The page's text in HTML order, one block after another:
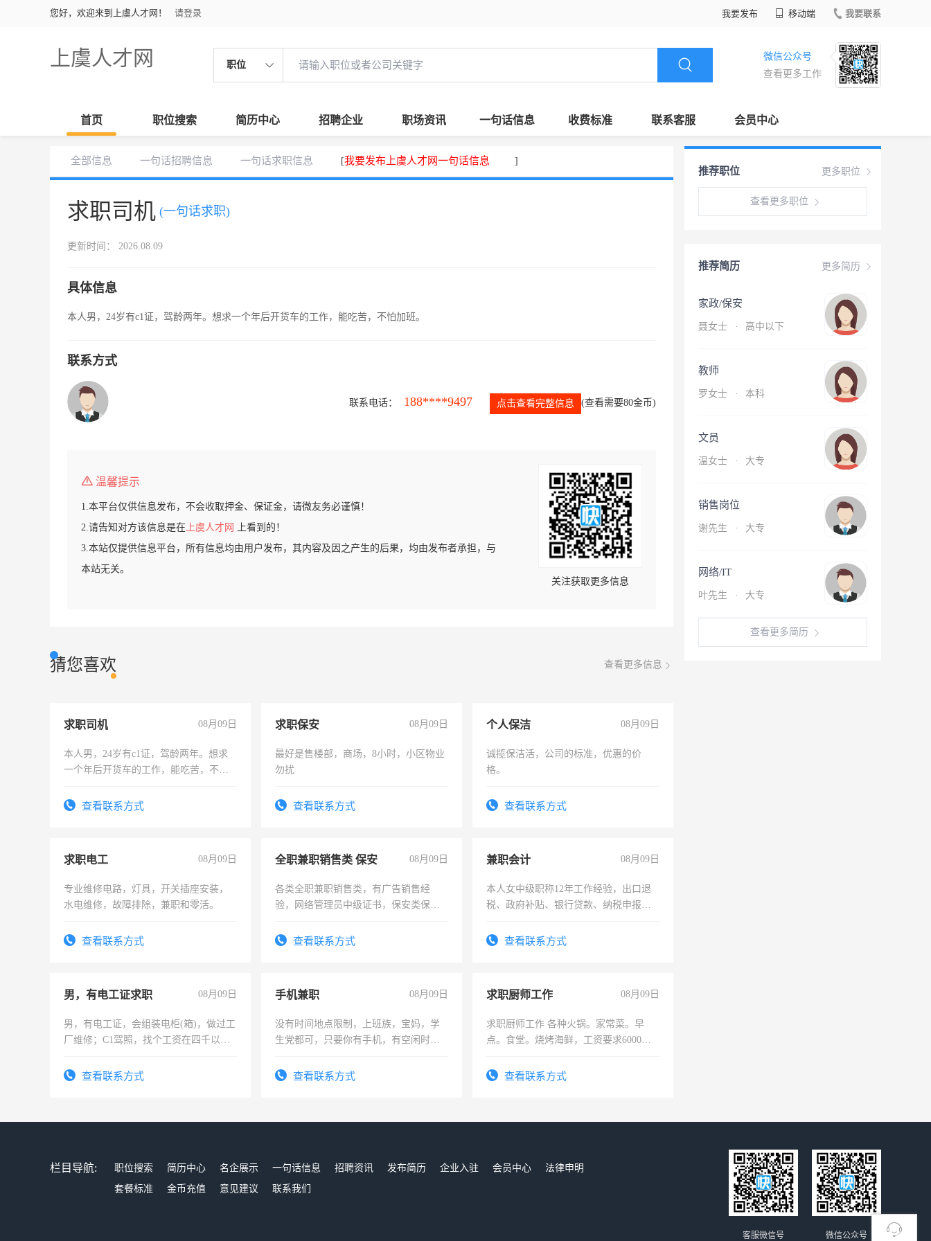
您好，欢迎来到上虞人才网！ 请登录 我要发布 移动端 我要联系
上虞人才网 职位
微信公众号
查看更多工作
首页 职位搜索 简历中心 招聘企业 职场资讯 一句话信息 收费标准 联系客服 会员中心
全部信息 一句话招聘信息 一句话求职信息 [我要发布上虞人才网一句话信息 ]
求职司机 (一句话求职)
更新时间： 2026.08.09
具体信息
本人男，24岁有c1证，驾龄两年。想求一个年后开货车的工作，能吃苦，不怕加班。
联系方式
联系电话： 188****9497 点击查看完整信息 (查看需要80金币)
温馨提示
1.本平台仅供信息发布，不会收取押金、保证金，请微友务必谨慎！
2.请告知对方该信息是在 上虞人才网
上看到的！
3.本站仅提供信息平台，所有信息均由用户发布，其内容及因之产生的后果，均由发布者承担，与
本站无关。
关注获取更多信息
猜您喜欢 查看更多信息
求职司机 08月09日
本人男，24岁有c1证，驾龄两年。想求
一个年后开货车的工作，能吃苦，不怕
查看联系方式
求职保安 08月09日
最好是售楼部，商场，8小时，小区物业
勿扰
查看联系方式
个人保洁 08月09日
诚揽保洁活，公司的标准，优惠的价
格。
查看联系方式
求职电工 08月09日
专业维修电路，灯具，开关插座安装，
水电维修，故障排除，兼职和零活。
查看联系方式
全职兼职销售类 保安 08月09日
各类全职兼职销售类，有广告销售经
验，网络管理员中级证书，保安类保安
有高低压电工证和十几年工作经验
查看联系方式
兼职会计 08月09日
本人女中级职称12年工作经验，出口退
税、政府补贴、银行贷款、纳税申报、
务，财务咨询等业务。欲求兼职会计工
查看联系方式
男，有电工证求职 08月09日
男，有电工证，会组装电柜(箱)，做过工
厂维修；C1驾照，找个工资在四千以
电话查看联系方式
手机兼职 08月09日
没有时间地点限制，上班族，宝妈，学
生党都可，只要你有手机，有空闲时
勤快的四五十，每天挣零花钱没问题！
查看联系方式
求职厨师工作 08月09日
求职厨师工作 各种火锅。家常菜。早
点。食堂。烧烤海鲜，工资要求6000以
查看联系方式
更多职位
推荐职位
查看更多职位
更多简历
推荐简历
家政/保安
聂女士 · 高中以下
教师
罗女士 · 本科
文员
温女士 · 大专
销售岗位
谢先生 · 大专
网络/IT
叶先生 · 大专
查看更多简历
栏目导航: 职位搜索 简历中心 名企展示 一句话信息 招聘资讯 发布简历 企业入驻 会员中心
法律申明
套餐标准
金币充值 意见建议 联系我们
微信公众号
客服微信号